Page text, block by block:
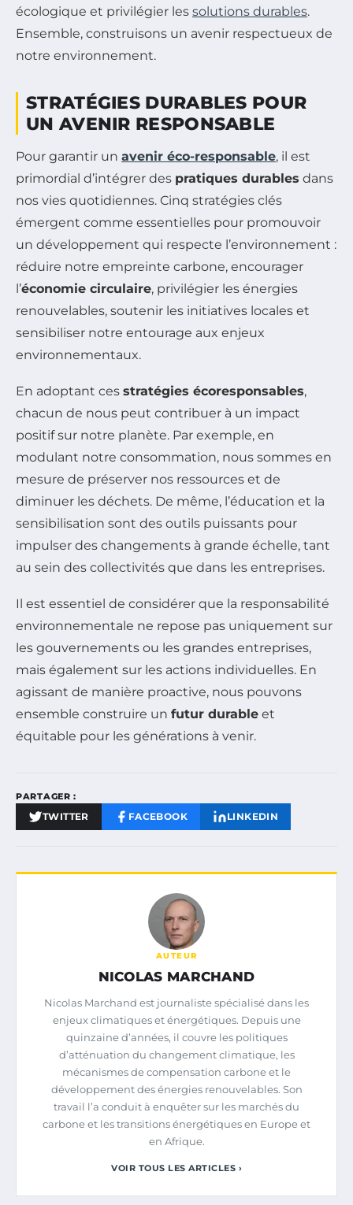
écologique et privilégier les solutions durables.
Ensemble, construisons un avenir respectueux de
notre environnement.
STRATÉGIES DURABLES POUR
UN AVENIR RESPONSABLE
Pour garantir un avenir éco-responsable, il est
primordial d’intégrer des pratiques durables dans
nos vies quotidiennes. Cinq stratégies clés
émergent comme essentielles pour promouvoir
un développement qui respecte l’environnement :
réduire notre empreinte carbone, encourager
l’économie circulaire, privilégier les énergies
renouvelables, soutenir les initiatives locales et
sensibiliser notre entourage aux enjeux
environnementaux.
En adoptant ces stratégies écoresponsables,
chacun de nous peut contribuer à un impact
positif sur notre planète. Par exemple, en
modulant notre consommation, nous sommes en
mesure de préserver nos ressources et de
diminuer les déchets. De même, l’éducation et la
sensibilisation sont des outils puissants pour
impulser des changements à grande échelle, tant
au sein des collectivités que dans les entreprises.
Il est essentiel de considérer que la responsabilité
environnementale ne repose pas uniquement sur
les gouvernements ou les grandes entreprises,
mais également sur les actions individuelles. En
agissant de manière proactive, nous pouvons
ensemble construire un futur durable et
équitable pour les générations à venir.
PARTAGER :
TWITTER FACEBOOK LINKEDIN
AUTEUR
NICOLAS MARCHAND
Nicolas Marchand est journaliste spécialisé dans les
enjeux climatiques et énergétiques. Depuis une
quinzaine d’années, il couvre les politiques
d’atténuation du changement climatique, les
mécanismes de compensation carbone et le
développement des énergies renouvelables. Son
travail l’a conduit à enquêter sur les marchés du
carbone et les transitions énergétiques en Europe et
en Afrique.
VOIR TOUS LES ARTICLES ›